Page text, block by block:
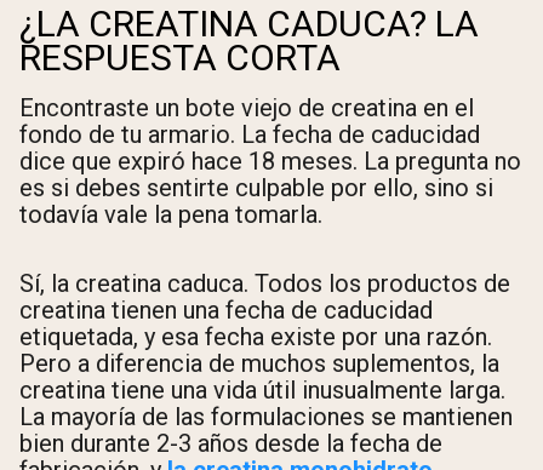
¿LA CREATINA CADUCA? LA
RESPUESTA CORTA
Encontraste un bote viejo de creatina en el
fondo de tu armario. La fecha de caducidad
dice que expiró hace 18 meses. La pregunta no
es si debes sentirte culpable por ello, sino si
todavía vale la pena tomarla.
Sí, la creatina caduca. Todos los productos de
creatina tienen una fecha de caducidad
etiquetada, y esa fecha existe por una razón.
Pero a diferencia de muchos suplementos, la
creatina tiene una vida útil inusualmente larga.
La mayoría de las formulaciones se mantienen
bien durante 2-3 años desde la fecha de